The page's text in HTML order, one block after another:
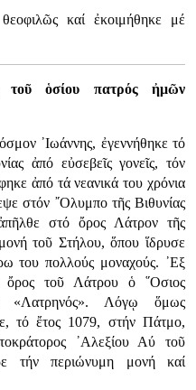
καί ἐκοιμήθηκε μέ
ὁσίου πατρός ἠμῶν
᾿Ιωάννης, ἐγεννήθηκε τό
ἀπό εὐσεβεῖς γονεῖς, τόν
ἀπό τά νεανικά του χρόνια
στόν ῎Ολυμπο τῆς Βιθυνίας
στό ὄρος Λάτρον τῆς
τοῦ Στήλου, ὅπου ἵδρυσε
του πολλούς μοναχούς. ᾿Εξ
ὄρος τοῦ Λάτρου ὁ ῞Οσιος
«Λατρηνός». Λόγῳ ὅμως
τό ἔτος 1079, στήν Πάτμο,
᾿Αλεξίου Αύ τοῦ
τήν περιώνυμη μονή καί